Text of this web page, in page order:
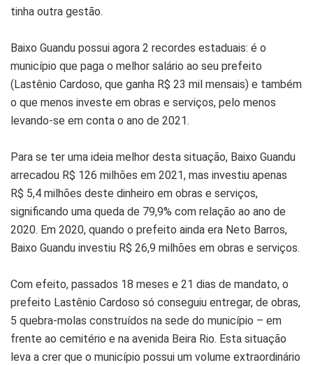
tinha outra gestão.
Baixo Guandu possui agora 2 recordes estaduais: é o
município que paga o melhor salário ao seu prefeito
(Lastênio Cardoso, que ganha R$ 23 mil mensais) e também
o que menos investe em obras e serviços, pelo menos
levando-se em conta o ano de 2021.
Para se ter uma ideia melhor desta situação, Baixo Guandu
arrecadou R$ 126 milhões em 2021, mas investiu apenas
R$ 5,4 milhões deste dinheiro em obras e serviços,
significando uma queda de 79,9% com relação ao ano de
2020. Em 2020, quando o prefeito ainda era Neto Barros,
Baixo Guandu investiu R$ 26,9 milhões em obras e serviços.
Com efeito, passados 18 meses e 21 dias de mandato, o
prefeito Lastênio Cardoso só conseguiu entregar, de obras,
5 quebra-molas construídos na sede do município – em
frente ao cemitério e na avenida Beira Rio. Esta situação
leva a crer que o município possui um volume extraordinário